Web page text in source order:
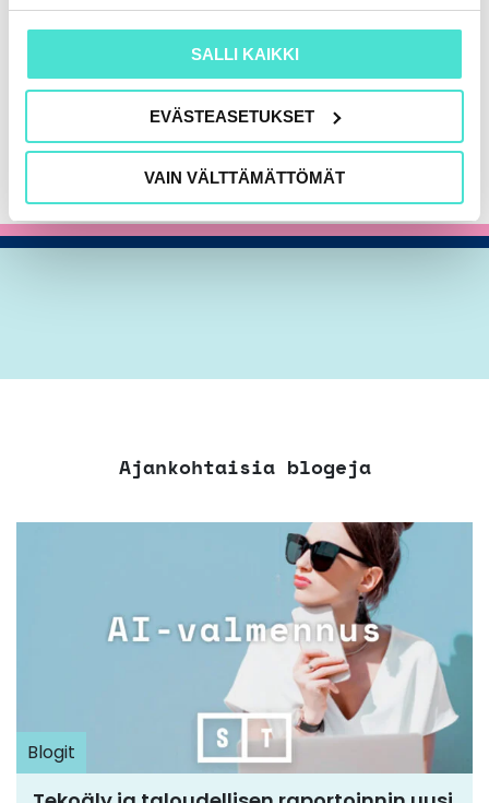
SALLI KAIKKI
EVÄSTEASETUKSET
VAIN VÄLTTÄMÄTTÖMÄT
Ajankohtaisia blogeja
Blogit